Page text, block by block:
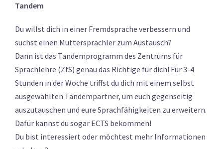
Tandem
Du willst dich in einer Fremdsprache verbessern und
suchst einen Muttersprachler zum Austausch?
Dann ist das Tandemprogramm des Zentrums für
Sprachlehre (ZfS) genau das Richtige für dich! Für 3-4
Stunden in der Woche triffst du dich mit einem selbst
ausgewählten Tandempartner, um euch gegenseitig
auszutauschen und eure Sprachfähigkeiten zu erweitern.
Dafür kannst du sogar ECTS bekommen!
Du bist interessiert oder möchtest mehr Informationen